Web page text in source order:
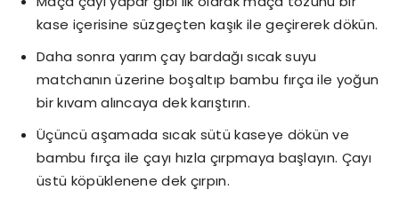
kase içerisine süzgeçten kaşık ile geçirerek dökün.
Daha sonra yarım çay bardağı sıcak suyu
matchanın üzerine boşaltıp bambu fırça ile yoğun
bir kıvam alıncaya dek karıştırın.
Üçüncü aşamada sıcak sütü kaseye dökün ve
bambu fırça ile çayı hızla çırpmaya başlayın. Çayı
üstü köpüklenene dek çırpın.